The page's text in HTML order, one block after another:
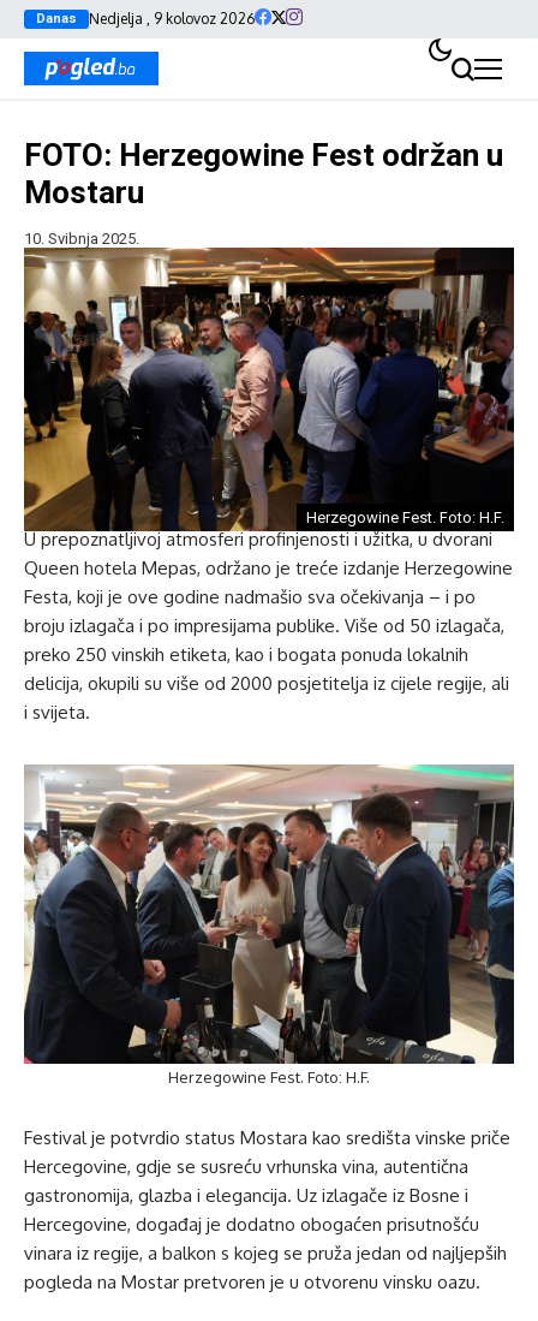
Danas Nedjelja , 9 kolovoz 2026
FOTO: Herzegowine Fest održan u
Mostaru
10. Svibnja 2025.
Herzegowine Fest. Foto: H.F.
U prepoznatljivoj atmosferi profinjenosti i užitka, u dvorani
Queen hotela Mepas, održano je treće izdanje Herzegowine
Festa, koji je ove godine nadmašio sva očekivanja – i po
broju izlagača i po impresijama publike. Više od 50 izlagača,
preko 250 vinskih etiketa, kao i bogata ponuda lokalnih
delicija, okupili su više od 2000 posjetitelja iz cijele regije, ali
i svijeta.
Herzegowine Fest. Foto: H.F.
Festival je potvrdio status Mostara kao središta vinske priče
Hercegovine, gdje se susreću vrhunska vina, autentična
gastronomija, glazba i elegancija. Uz izlagače iz Bosne i
Hercegovine, događaj je dodatno obogaćen prisutnošću
vinara iz regije, a balkon s kojeg se pruža jedan od najljepših
pogleda na Mostar pretvoren je u otvorenu vinsku oazu.